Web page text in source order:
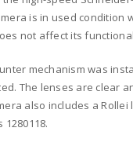
is in used condition
not affect its
mechanism was
The lenses are clear
also includes a